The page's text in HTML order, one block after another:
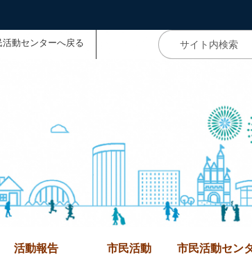
活動センターへ戻る
活動報告
市民活動
市民活動セン